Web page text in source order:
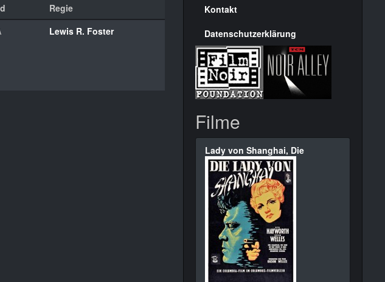
Regie
Lewis R. Foster
Kontakt
Datenschutzerklärung
Filme
Lady von Shanghai, Die